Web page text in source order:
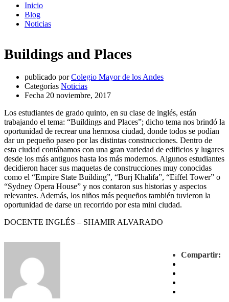
Inicio
Blog
Noticias
Buildings and Places
publicado por Colegio Mayor de los Andes
Categorías Noticias
Fecha 20 noviembre, 2017
Los estudiantes de grado quinto, en su clase de inglés, están
trabajando el tema: “Buildings and Places”; dicho tema nos brindó la
oportunidad de recrear una hermosa ciudad, donde todos se podían
dar un pequeño paseo por las distintas construcciones. Dentro de
esta ciudad contábamos con una gran variedad de edificios y lugares
desde los más antiguos hasta los más modernos. Algunos estudiantes
decidieron hacer sus maquetas de construcciones muy conocidas
como el “Empire State Building”, “Burj Khalifa”, “Eiffel Tower” o
“Sydney Opera House” y nos contaron sus historias y aspectos
relevantes. Además, los niños más pequeños también tuvieron la
oportunidad de darse un recorrido por esta mini ciudad.
DOCENTE INGLÉS – SHAMIR ALVARADO
Compartir: